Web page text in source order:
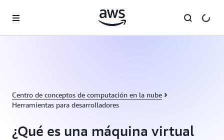
Centro de conceptos de computación en la nube
Herramientas para desarrolladores
¿Qué es una máquina virtual